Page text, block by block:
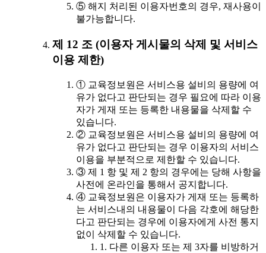
⑤ 해지 처리된 이용자번호의 경우, 재사용이
불가능합니다.
제 12 조 (이용자 게시물의 삭제 및 서비스
이용 제한)
① 교육정보원은 서비스용 설비의 용량에 여
유가 없다고 판단되는 경우 필요에 따라 이용
자가 게재 또는 등록한 내용물을 삭제할 수
있습니다.
② 교육정보원은 서비스용 설비의 용량에 여
유가 없다고 판단되는 경우 이용자의 서비스
이용을 부분적으로 제한할 수 있습니다.
③ 제 1 항 및 제 2 항의 경우에는 당해 사항을
사전에 온라인을 통해서 공지합니다.
④ 교육정보원은 이용자가 게재 또는 등록하
는 서비스내의 내용물이 다음 각호에 해당한
다고 판단되는 경우에 이용자에게 사전 통지
없이 삭제할 수 있습니다.
1. 다른 이용자 또는 제 3자를 비방하거